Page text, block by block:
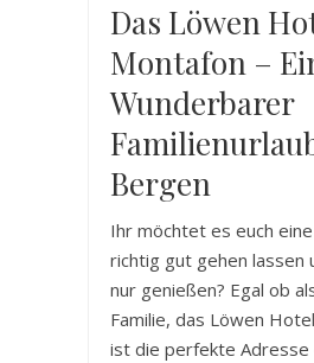
Das Löwen
Montafon –
Wunderbarer
Bergen
Ihr möchtet es euch
richtig gut gehen lassen
nur genießen? Egal ob
Familie, das Löwen
ist die perfekte Adresse